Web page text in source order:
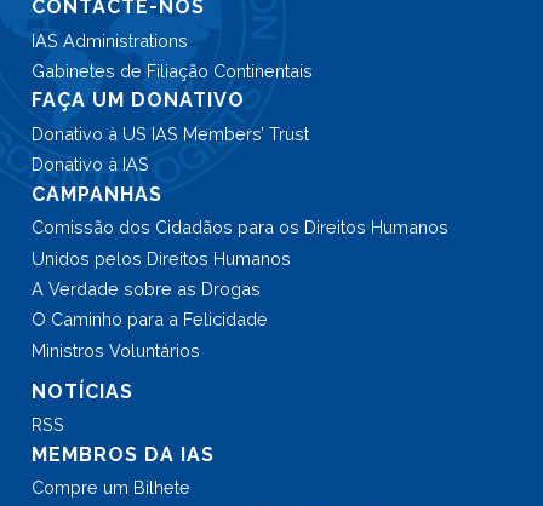
CONTACTE-NOS
IAS Administrations
Gabinetes de Filiação Continentais
FAÇA UM DONATIVO
Donativo à US IAS Members’ Trust
Donativo à IAS
CAMPANHAS
Comissão dos Cidadãos para os Direitos Humanos
Unidos pelos Direitos Humanos
A Verdade sobre as Drogas
O Caminho para a Felicidade
Ministros Voluntários
NOTÍCIAS
RSS
MEMBROS DA IAS
Compre um Bilhete